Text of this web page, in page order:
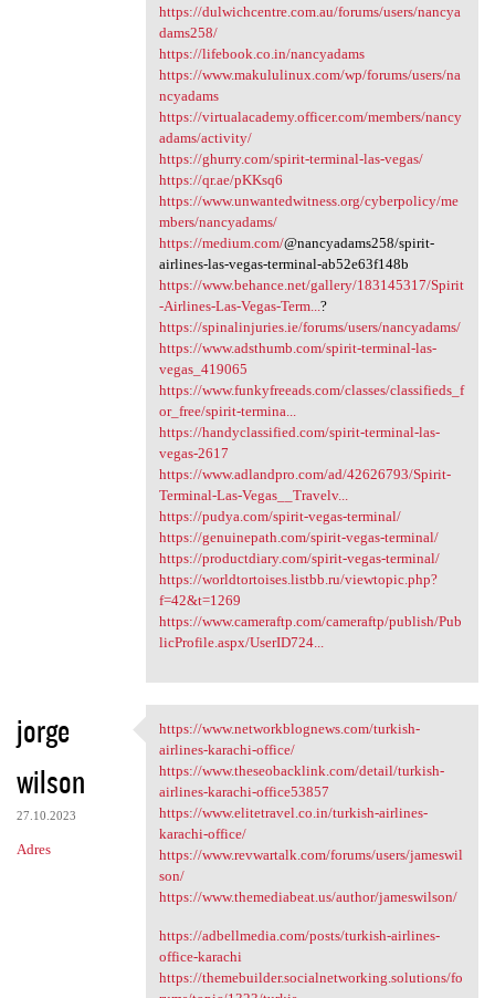
https://dulwichcentre.com.au/forums/users/nancya
dams258/
https://lifebook.co.in/nancyadams
https://www.makululinux.com/wp/forums/users/na
ncyadams
https://virtualacademy.officer.com/members/nancy
adams/activity/
https://ghurry.com/spirit-terminal-las-vegas/
https://qr.ae/pKKsq6
https://www.unwantedwitness.org/cyberpolicy/me
mbers/nancyadams/
https://medium.com/@nancyadams258/spirit-
airlines-las-vegas-terminal-ab52e63f148b
https://www.behance.net/gallery/183145317/Spirit
-Airlines-Las-Vegas-Term... ?
https://spinalinjuries.ie/forums/users/nancyadams/
https://www.adsthumb.com/spirit-terminal-las-
vegas_419065
https://www.funkyfreeads.com/classes/classifieds_f
or_free/spirit-termina...
https://handyclassified.com/spirit-terminal-las-
vegas-2617
https://www.adlandpro.com/ad/42626793/Spirit-
Terminal-Las-Vegas__Travelv...
https://pudya.com/spirit-vegas-terminal/
https://genuinepath.com/spirit-vegas-terminal/
https://productdiary.com/spirit-vegas-terminal/
https://worldtortoises.listbb.ru/viewtopic.php?
f=42&t=1269
https://www.cameraftp.com/cameraftp/publish/Pub
licProfile.aspx/UserID724...
jorge
wilson
27.10.2023
Adres
https://www.networkblognews
https://www.networkblognews.com/turkish-
airlines-karachi-office/
https://www.theseobacklink.com/detail/turkish-
airlines-karachi-office53857
https://www.elitetravel.co.in/turkish-airlines-
karachi-office/
https://www.revwartalk.com/forums/users/jameswil
son/
https://www.themediabeat.us/author/jameswilson/
https://adbellmedia.com/posts/turkish-airlines-
office-karachi
https://themebuilder.socialnetworking.solutions/fo